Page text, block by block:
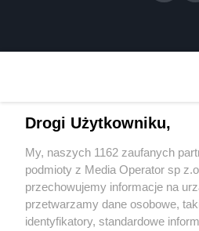
Wydawca mediów lokalnych
Drogi Użytkowniku,
My, naszych 1162 zaufanych
podmioty z Media Operator sp
przechowujemy informacje na
przetwarzamy dane osobowe,
identyfikatory, standardowe